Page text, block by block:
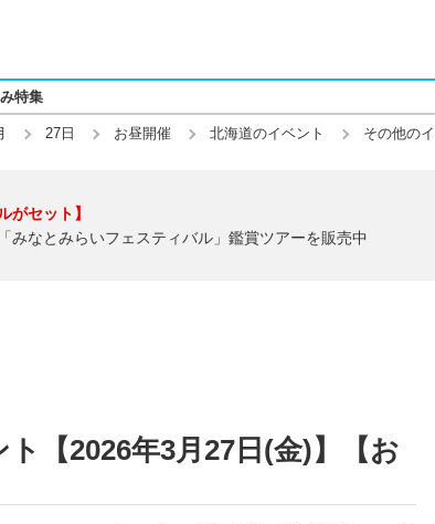
特集
27日 お昼開催 北海道のイベント その他の
がセット】
みなとみらいフェスティバル」鑑賞ツアーを販売中
【2026年3月27日(金)】【お